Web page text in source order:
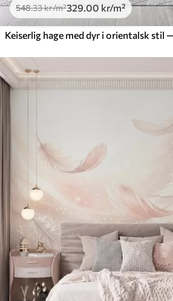
548.33kr/m²329.00 kr/m²